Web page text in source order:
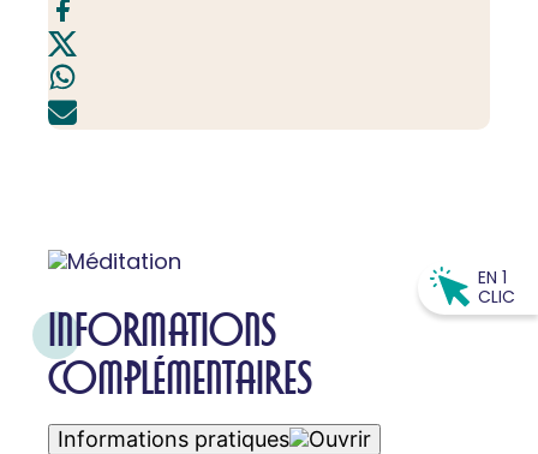
INFORMATIONS
COMPLÉMENTAIRES
Informations pratiques
EN 1
CLIC